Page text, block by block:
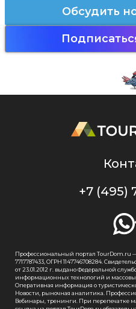
Обсудить
+7 (495)
Профессиональный портал TourDom.ru
7717787433, ОГРН 1147746708284.
от 23.01.2012 г. выдано Федеральной
информационных технологий и
Оперативная информация о
Новости, рыночная аналитика.
Вебинары, тренинги. При перепечатке